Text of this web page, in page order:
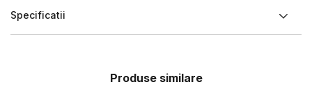
Specificatii
Produse similare